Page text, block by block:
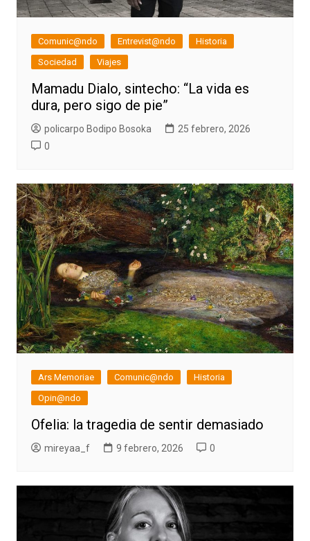
Comunic@ndo Entrevist@ndo
Historia
Sociedad
Viajes
Mamadu Dialo, sintecho: “La vida es
dura, pero sigo de pie”
policarpo Bodipo Bosoka
25 febrero, 2026
0
Ars Memoriae Comunic@ndo
Historia
Opin@ndo
Ofelia: la tragedia de sentir demasiado
mireyaa_f 9 febrero, 2026 0